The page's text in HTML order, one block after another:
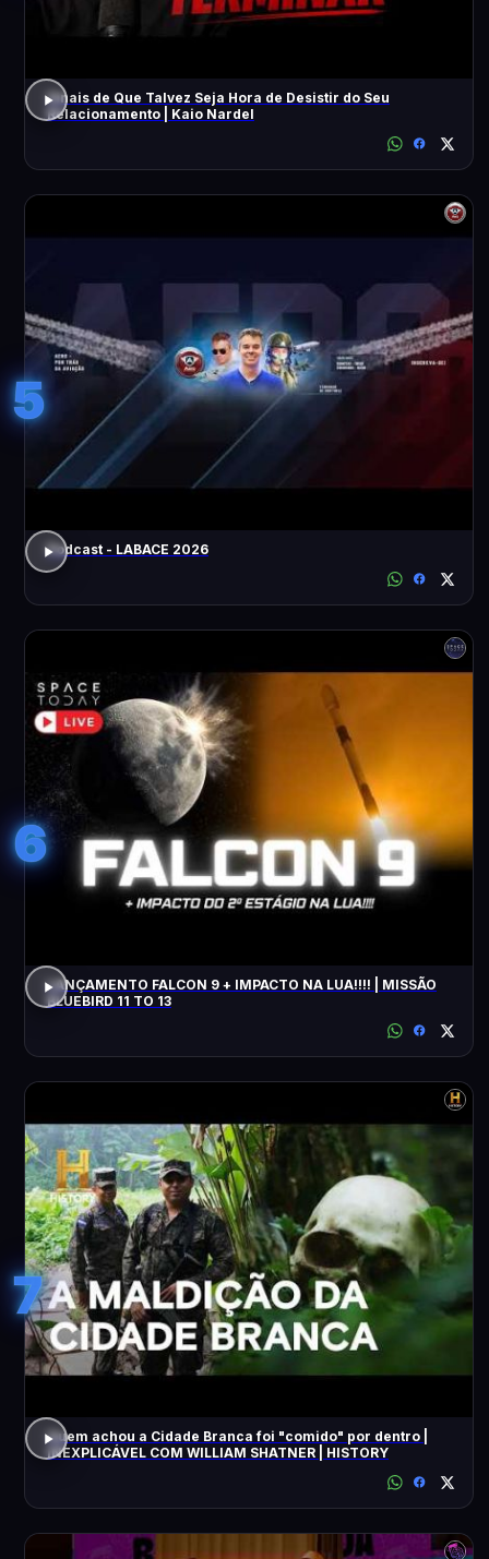
Sinais de Que Talvez Seja Hora de Desistir do Seu
Relacionamento | Kaio Nardel
5
Podcast - LABACE 2026
6
LANÇAMENTO FALCON 9 + IMPACTO NA LUA!!!! | MISSÃO
BLUEBIRD 11 TO 13
7
Quem achou a Cidade Branca foi "comido" por dentro |
INEXPLICÁVEL COM WILLIAM SHATNER | HISTORY